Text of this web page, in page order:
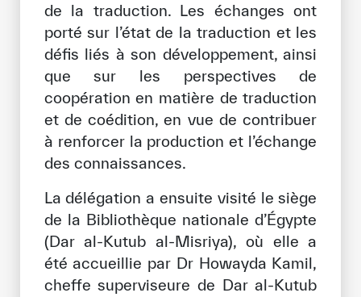
©Copyright ICESCO. Tous droits réservés.
Conditions d’utilisation
Politique de confidentialité
PPSSI
Droit d’auteur
Clause de non-responsabilité
de la traduction. Les échanges ont
porté sur l’état de la traduction et les
défis liés à son développement, ainsi
que sur les perspectives de
coopération en matière de traduction
et de coédition, en vue de contribuer
à renforcer la production et l’échange
des connaissances.
La délégation a ensuite visité le siège
de la Bibliothèque nationale d’Égypte
(Dar al-Kutub al-Misriya), où elle a
été accueillie par Dr Howayda Kamil,
cheffe superviseure de Dar al-Kutub